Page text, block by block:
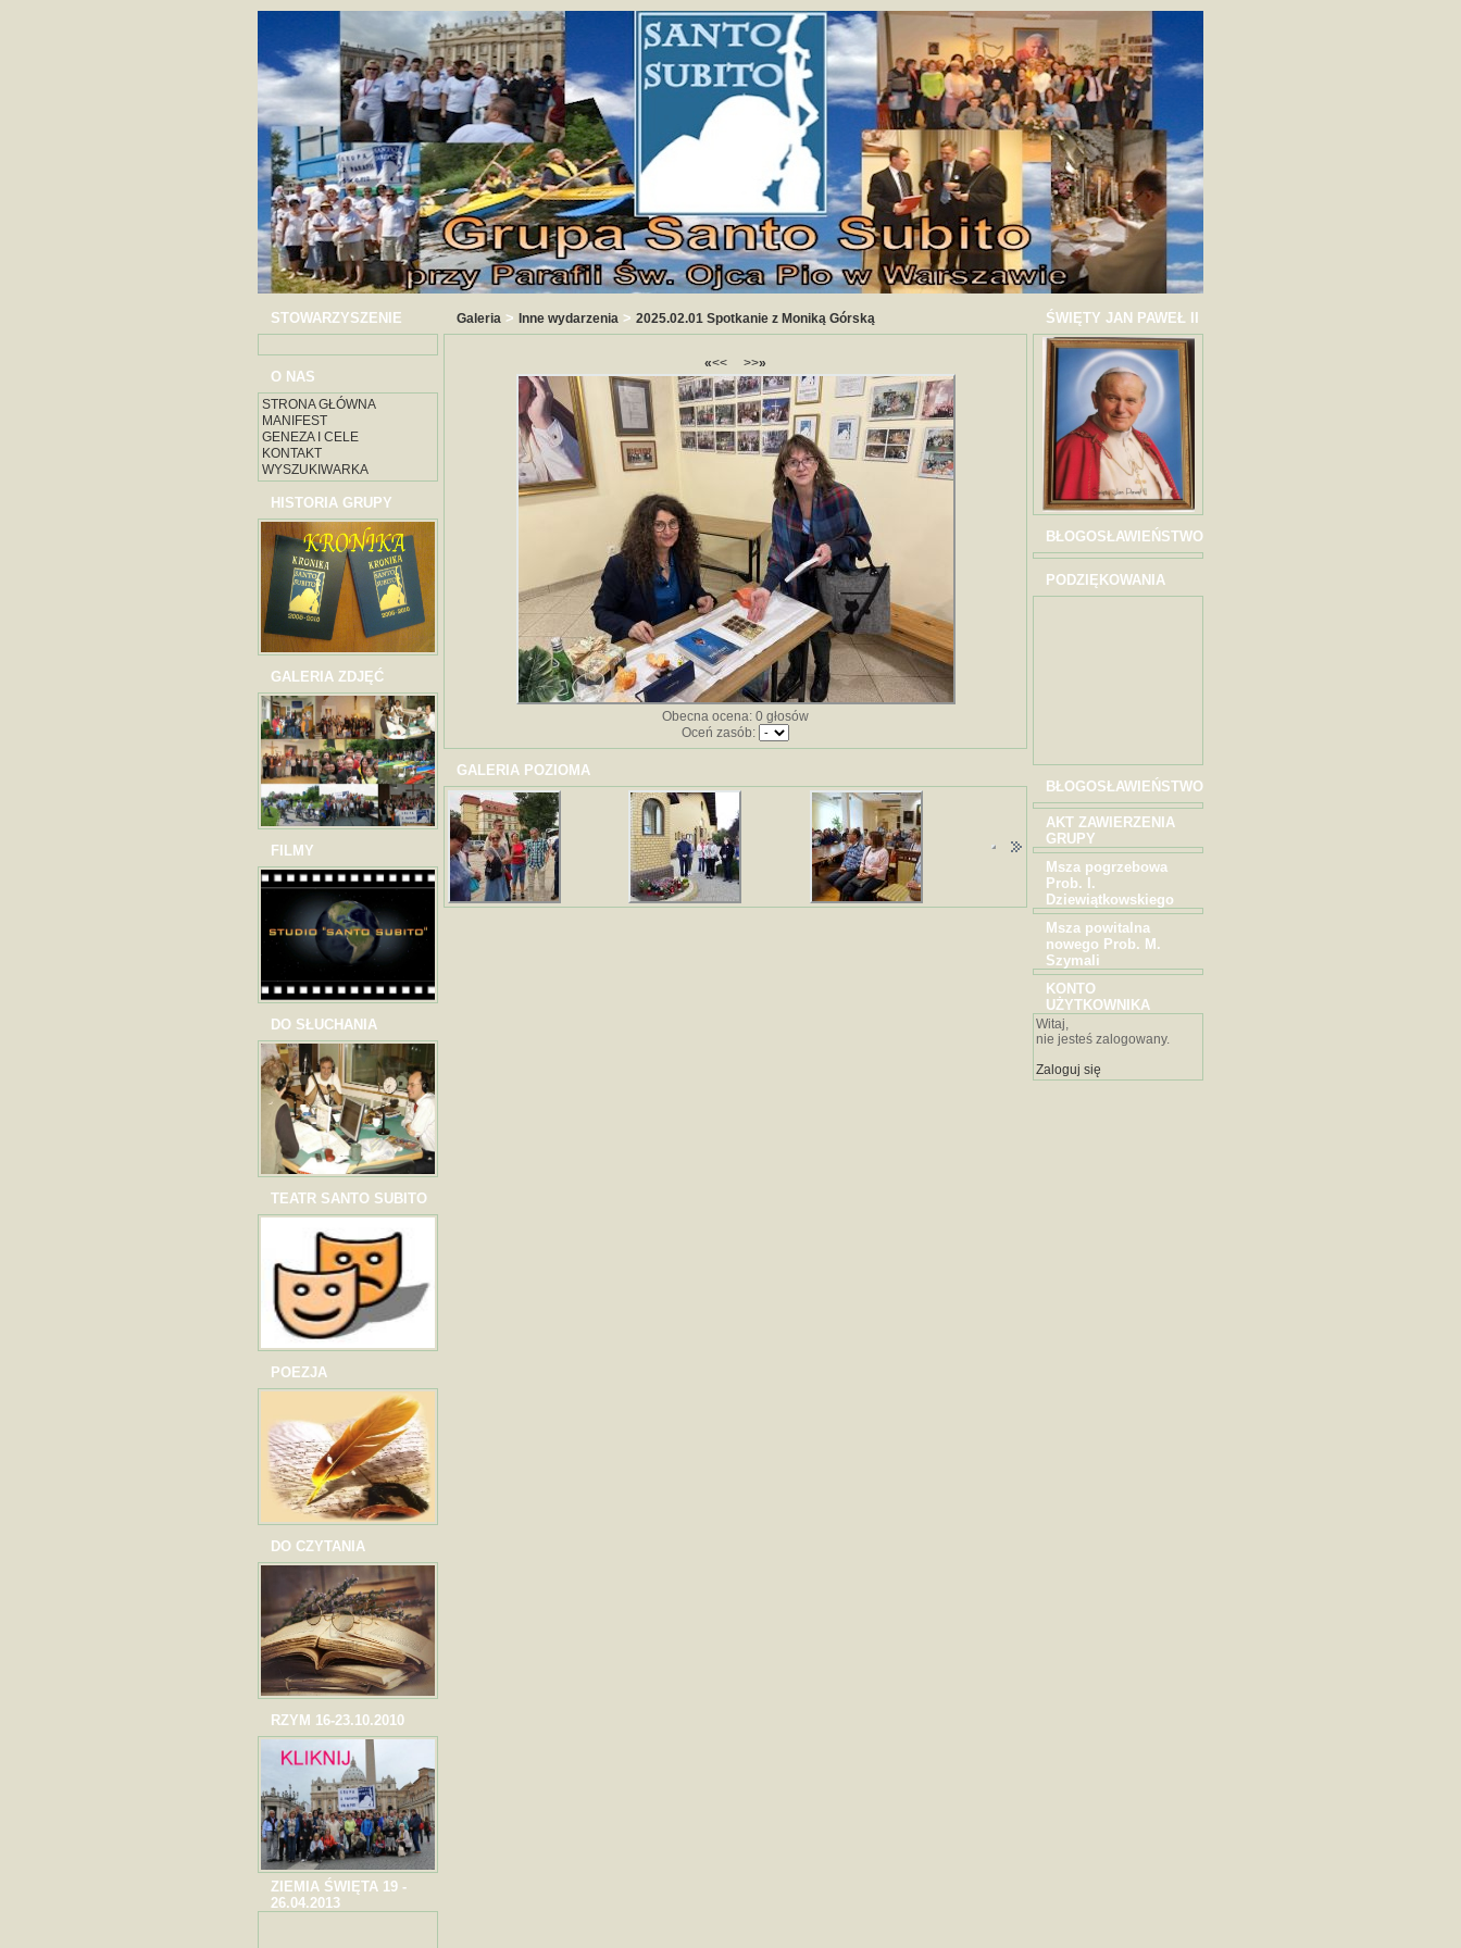
STOWARZYSZENIE
O NAS
STRONA GŁÓWNA
MANIFEST
GENEZA I CELE
KONTAKT
WYSZUKIWARKA
HISTORIA GRUPY
GALERIA ZDJĘĆ
FILMY
DO SŁUCHANIA
TEATR SANTO SUBITO
POEZJA
DO CZYTANIA
RZYM 16-23.10.2010
ZIEMIA ŚWIĘTA 19 -
26.04.2013
Galeria > Inne wydarzenia > 2025.02.01 Spotkanie z Moniką Górską
«<< >>»
Obecna ocena: 0 głosów
Oceń zasób:
GALERIA POZIOMA
ŚWIĘTY JAN PAWEŁ II
BŁOGOSŁAWIEŃSTWO
PODZIĘKOWANIA
BŁOGOSŁAWIEŃSTWO
AKT ZAWIERZENIA
GRUPY
Msza pogrzebowa
Prob. I.
Dziewiątkowskiego
Msza powitalna
nowego Prob. M.
Szymali
KONTO
UŻYTKOWNIKA
Witaj,
nie jesteś zalogowany.
Zaloguj się